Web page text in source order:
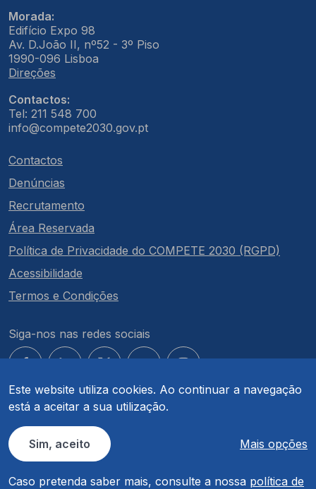
Este website utiliza cookies. Ao continuar a navegação
está a aceitar a sua utilização.
Sim, aceito Mais opções
Caso pretenda saber mais, consulte a nossa política de
Morada:
Edifício Expo 98
Av. D.João II, nº52 - 3º Piso
1990-096 Lisboa
Direções
Contactos:
Tel: 211 548 700
info@compete2030.gov.pt
Contactos
Denúncias
Recrutamento
Área Reservada
Política de Privacidade do COMPETE 2030 (RGPD)
Acessibilidade
Termos e Condições
Siga-nos nas redes sociais
© COMPETE 2030. Todos os direitos reservados.